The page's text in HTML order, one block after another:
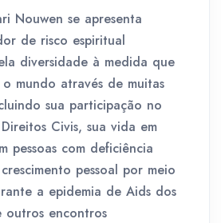
Nouwen se apresenta
de risco espiritual
diversidade à medida que
mundo através de muitas
sua participação no
Civis, sua vida em
pessoas com deficiência
pessoal por meio
a epidemia de Aids dos
outros encontros